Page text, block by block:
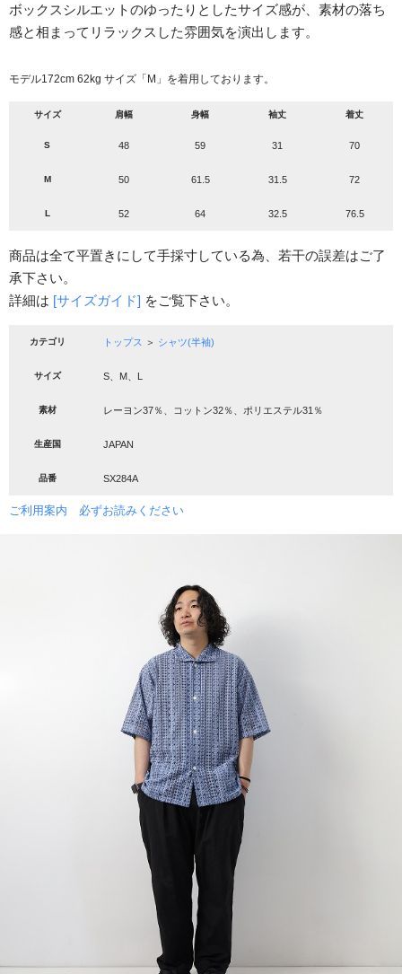
ボックスシルエットのゆったりとしたサイズ感が、素材の落ち
感と相まってリラックスした雰囲気を演出します。
モデル172cm 62kg サイズ「M」を着用しております。
サイズ 肩幅 身幅 袖丈 着丈
S 48 59 31 70
M 50 61.5 31.5 72
L 52 64 32.5 76.5
商品は全て平置きにして手採寸している為、若干の誤差はご了
承下さい。
詳細は [サイズガイド] をご覧下さい。
カテゴリ トップス ＞ シャツ(半袖)
サイズ S、M、L
素材 レーヨン37％、コットン32％、ポリエステル31％
生産国 JAPAN
品番 SX284A
ご利用案内 必ずお読みください